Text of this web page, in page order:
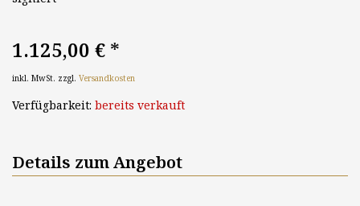
1.125,00 € *
inkl. MwSt. zzgl. Versandkosten
Verfügbarkeit: bereits verkauft
Details zum Angebot